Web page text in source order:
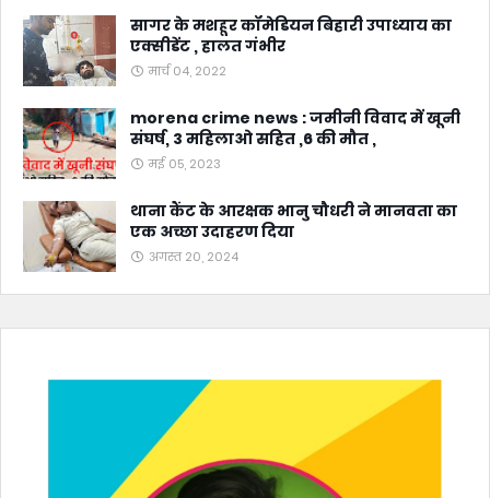
सागर के मशहूर कॉमेडियन बिहारी उपाध्याय का
एक्सीडेंट , हालत गंभीर
मार्च 04, 2022
morena crime news : जमीनी विवाद में खूनी
संघर्ष, 3 महिलाओ सहित ,6 की मौत ,
मई 05, 2023
थाना कैंट के आरक्षक भानु चौधरी ने मानवता का
एक अच्छा उदाहरण दिया
अगस्त 20, 2024